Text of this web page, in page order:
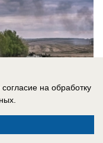
на обработку